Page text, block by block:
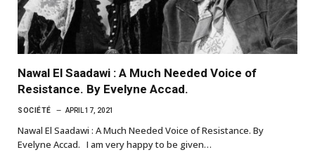
Nawal El Saadawi : A Much Needed Voice of
Resistance. By Evelyne Accad.
SOCIÉTÉ APRIL 17, 2021
Nawal El Saadawi : A Much Needed Voice of Resistance. By
Evelyne Accad. I am very happy to be given…